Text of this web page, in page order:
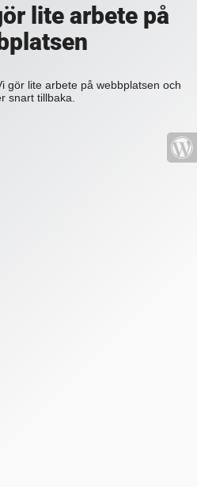
lite arbete på
gör lite arbete på webbplatsen och
snart tillbaka.